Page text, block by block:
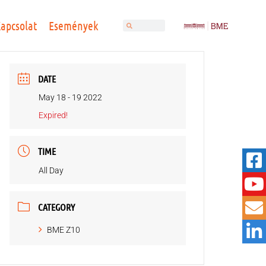
Események
DATE
May 18 - 19 2022
Expired!
TIME
All Day
CATEGORY
BME Z10